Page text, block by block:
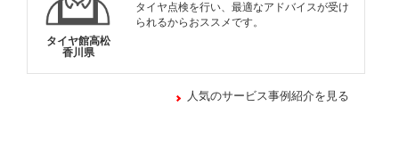
タイヤ館高松
香川県
タイヤ点検を行い、最適なアドバイスが受け
られるからおススメです。
人気のサービス事例紹介を見る